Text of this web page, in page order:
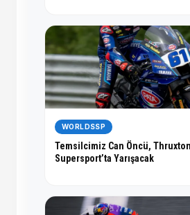
WORLDSSP
Temsilcimiz Can Öncü,
Supersport’ta Yarışacak